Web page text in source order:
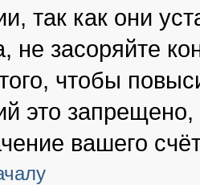
так как они
не засоряйте
чтобы
это
вашего